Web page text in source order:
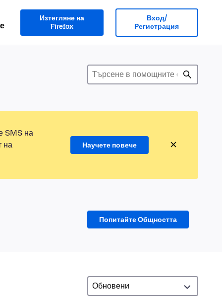
Изтегляне на
Firefox
Вход/
Регистрация
SMS на
на
Научете повече
Попитайте Общността